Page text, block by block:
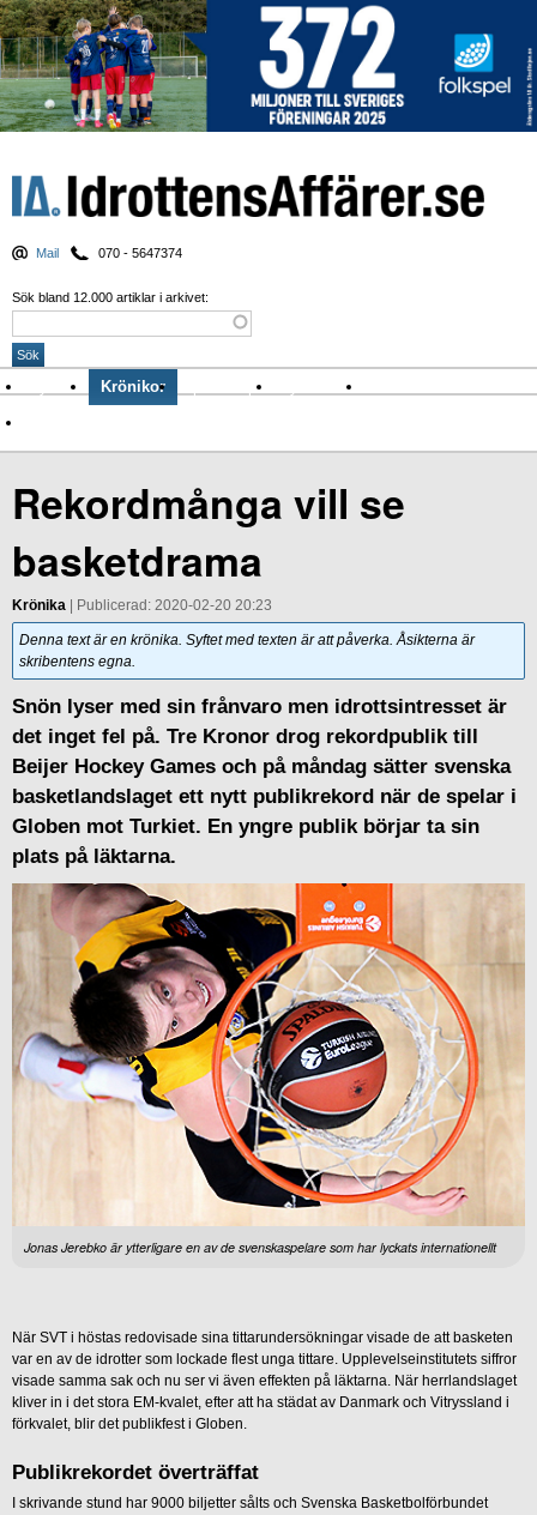
Mail 070 - 5647374
Sök bland 12.000 artiklar i arkivet:
Nyheter Krönikor Sport & spel Nyhetsbrev
Rekordmånga vill se
basketdrama
Krönika | Publicerad: 2020-02-20 20:23
Denna text är en krönika. Syftet med texten är att påverka. Åsikterna är
skribentens egna.
Snön lyser med sin frånvaro men idrottsintresset är
det inget fel på. Tre Kronor drog rekordpublik till
Beijer Hockey Games och på måndag sätter svenska
basketlandslaget ett nytt publikrekord när de spelar i
Globen mot Turkiet. En yngre publik börjar ta sin
plats på läktarna.
Jonas Jerebko är ytterligare en av de svenskaspelare som har lyckats internationellt
När SVT i höstas redovisade sina tittarundersökningar visade de att basketen
var en av de idrotter som lockade flest unga tittare. Upplevelseinstitutets siffror
visade samma sak och nu ser vi även effekten på läktarna. När herrlandslaget
kliver in i det stora EM-kvalet, efter att ha städat av Danmark och Vitryssland i
förkvalet, blir det publikfest i Globen.
Publikrekordet överträffat
I skrivande stund har 9000 biljetter sålts och Svenska Basketbolförbundet